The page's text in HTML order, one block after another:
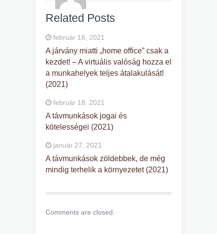
Related Posts
február 18, 2021
A járvány miatti „home office” csak a
kezdet! – A virtuális valóság hozza el
a munkahelyek teljes átalakulását!
(2021)
február 18, 2021
A távmunkások jogai és
kötelességei (2021)
január 27, 2021
A távmunkások zöldebbek, de még
mindig terhelik a környezetet (2021)
Comments are closed.